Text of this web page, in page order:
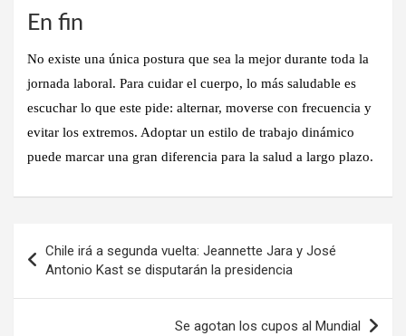
En fin
No existe una única postura que sea la mejor durante toda la
jornada laboral. Para cuidar el cuerpo, lo más saludable es
escuchar lo que este pide: alternar, moverse con frecuencia y
evitar los extremos. Adoptar un estilo de trabajo dinámico
puede marcar una gran diferencia para la salud a largo plazo.
de
entradas
Chile irá a segunda vuelta: Jeannette Jara y José
Antonio Kast se disputarán la presidencia
Se agotan los cupos al Mundial